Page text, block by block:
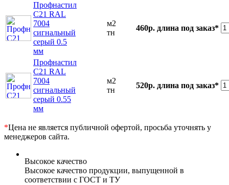
Профнастил
С21 RAL
7004
сигнальный
серый 0.5
мм
м2
тн
460р. длина под заказ*
Профнастил
С21 RAL
7004
сигнальный
серый 0.55
мм
м2
тн
520р. длина под заказ*
*Цена не является публичной офертой, просьба уточнять у
менеджеров сайта.
Высокое качество
Высокое качество продукции, выпущенной в
соответствии с ГОСТ и ТУ